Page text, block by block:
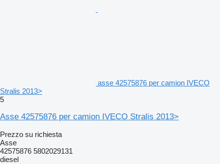
asse 42575876 per camion IVECO
Stralis 2013>
5
Asse 42575876 per camion IVECO Stralis 2013>
Prezzo su richiesta
Asse
42575876 5802029131
diesel